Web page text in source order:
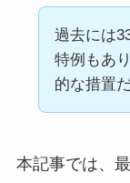
過去には
特例もあ
的な措置
本記事では、